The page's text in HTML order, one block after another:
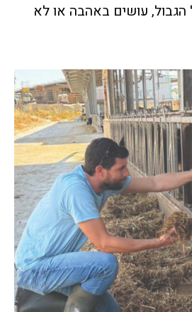
עושים באהבה או לא